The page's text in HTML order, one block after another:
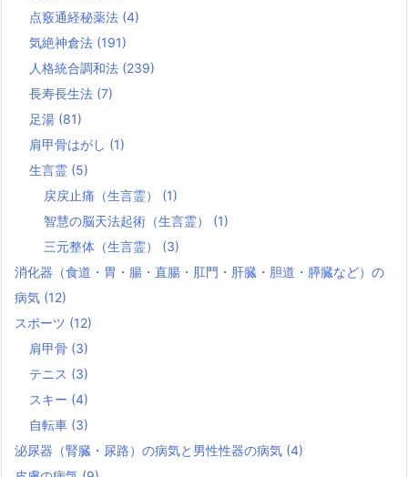
点竅通経秘薬法 (4)
気絶神倉法 (191)
人格統合調和法 (239)
長寿長生法 (7)
足湯 (81)
肩甲骨はがし (1)
生言霊 (5)
戻戻止痛（生言霊） (1)
智慧の脳天法起術（生言霊） (1)
三元整体（生言霊） (3)
消化器（食道・胃・腸・直腸・肛門・肝臓・胆道・膵臓など）の
病気 (12)
スポーツ (12)
肩甲骨 (3)
テニス (3)
スキー (4)
自転車 (3)
泌尿器（腎臓・尿路）の病気と男性性器の病気 (4)